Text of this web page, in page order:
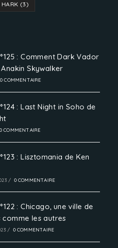
HARK (3)
: Comment Dark Vador
Skywalker
0 COMMENTAIRE
: Last Night in Soho de
0 COMMENTAIRE
: Lisztomania de Ken
/ 0 COMMENTAIRE
: Chicago, une ville de
comme les autres
/ 0 COMMENTAIRE